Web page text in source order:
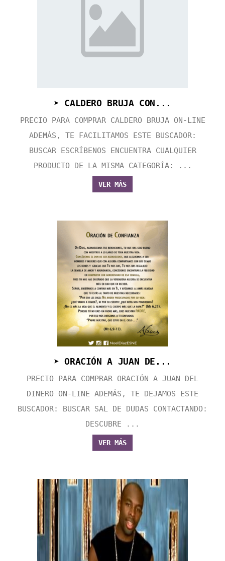
➤ CALDERO BRUJA CON...
PRECIO PARA COMPRAR CALDERO BRUJA ON-LINE
ADEMÁS, TE FACILITAMOS ESTE BUSCADOR:
BUSCAR ESCRÍBENOS ENCUENTRA CUALQUIER
PRODUCTO DE LA MISMA CATEGORÍA: ...
VER MÁS
➤ ORACIÓN A JUAN DE...
PRECIO PARA COMPRAR ORACIÓN A JUAN DEL
DINERO ON-LINE ADEMÁS, TE DEJAMOS ESTE
BUSCADOR: BUSCAR SAL DE DUDAS CONTACTANDO:
DESCUBRE ...
VER MÁS